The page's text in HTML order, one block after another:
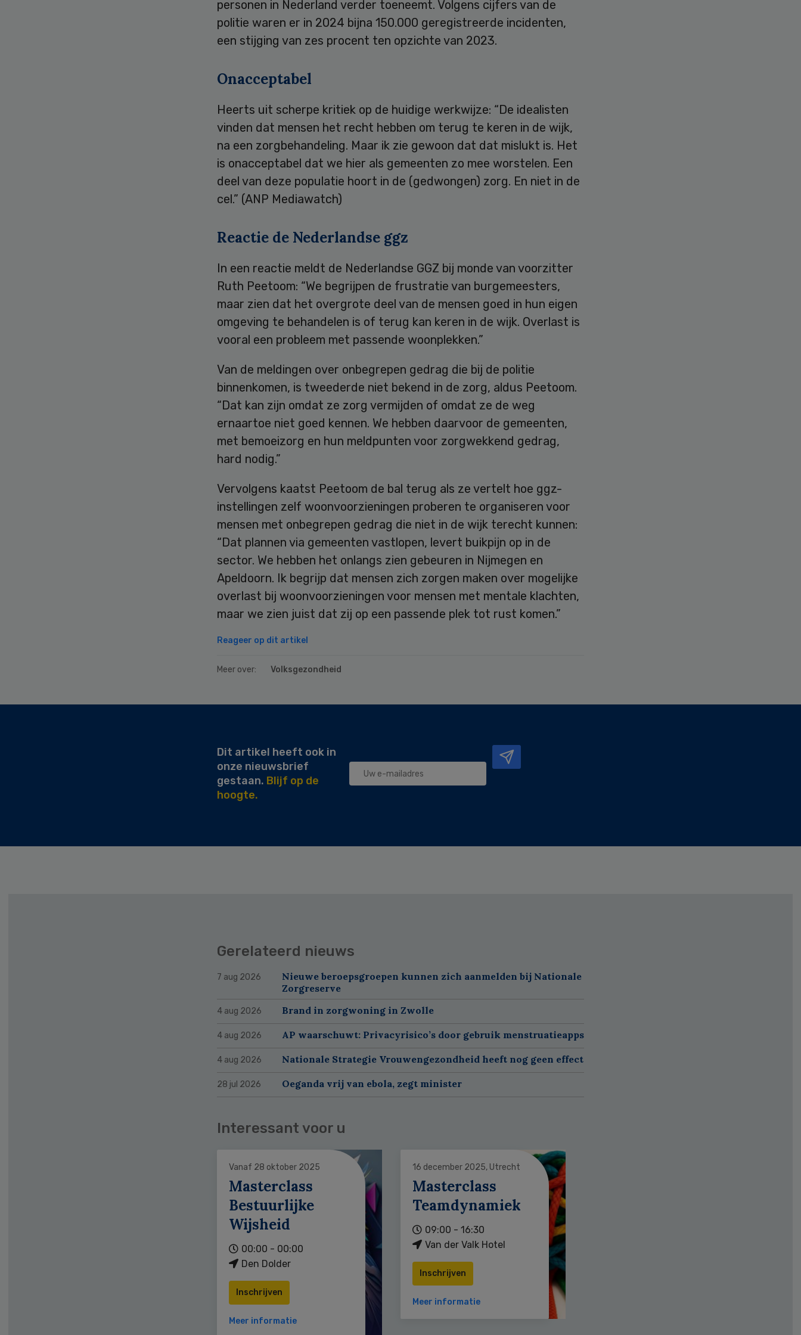
personen in Nederland verder toeneemt. Volgens cijfers van de
politie waren er in 2024 bijna 150.000 geregistreerde incidenten,
een stijging van zes procent ten opzichte van 2023.
Onacceptabel
Heerts uit scherpe kritiek op de huidige werkwijze: “De idealisten
vinden dat mensen het recht hebben om terug te keren in de wijk,
na een zorgbehandeling. Maar ik zie gewoon dat dat mislukt is. Het
is onacceptabel dat we hier als gemeenten zo mee worstelen. Een
deel van deze populatie hoort in de (gedwongen) zorg. En niet in de
cel.” (ANP Mediawatch)
Reactie de Nederlandse ggz
In een reactie meldt de Nederlandse GGZ bij monde van voorzitter
Ruth Peetoom: “We begrijpen de frustratie van burgemeesters,
maar zien dat het overgrote deel van de mensen goed in hun eigen
omgeving te behandelen is of terug kan keren in de wijk. Overlast is
vooral een probleem met passende woonplekken.”
Van de meldingen over onbegrepen gedrag die bij de politie
binnenkomen, is tweederde niet bekend in de zorg, aldus Peetoom.
“Dat kan zijn omdat ze zorg vermijden of omdat ze de weg
ernaartoe niet goed kennen. We hebben daarvoor de gemeenten,
met bemoeizorg en hun meldpunten voor zorgwekkend gedrag,
hard nodig.”
Vervolgens kaatst Peetoom de bal terug als ze vertelt hoe ggz-
instellingen zelf woonvoorzieningen proberen te organiseren voor
mensen met onbegrepen gedrag die niet in de wijk terecht kunnen:
“Dat plannen via gemeenten vastlopen, levert buikpijn op in de
sector. We hebben het onlangs zien gebeuren in Nijmegen en
Apeldoorn. Ik begrijp dat mensen zich zorgen maken over mogelijke
overlast bij woonvoorzieningen voor mensen met mentale klachten,
maar we zien juist dat zij op een passende plek tot rust komen.”
Reageer op dit artikel
Meer over: Volksgezondheid
Dit artikel heeft ook in
onze nieuwsbrief
gestaan. Blijf op de
hoogte.
Gerelateerd nieuws
7 aug 2026
Nieuwe beroepsgroepen kunnen zich aanmelden bij Nationale
Zorgreserve
4 aug 2026 Brand in zorgwoning in Zwolle
4 aug 2026 AP waarschuwt: Privacyrisico’s door gebruik menstruatieapps
4 aug 2026 Nationale Strategie Vrouwengezondheid heeft nog geen effect
28 jul 2026 Oeganda vrij van ebola, zegt minister
Interessant voor u
Vanaf 28 oktober 2025
Masterclass
Bestuurlijke
Wijsheid
00:00 - 00:00
Den Dolder
Inschrijven
Meer informatie
16 december 2025, Utrecht
Masterclass
Teamdynamiek
09:00 - 16:30
Van der Valk Hotel
Inschrijven
Meer informatie